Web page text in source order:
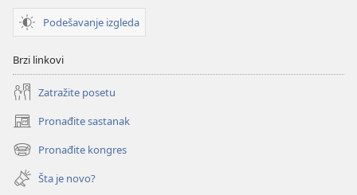
Podešavanje izgleda
Brzi linkovi
Zatražite posetu
Pronađite sastanak
(otvara
novi
prozor)
Pronađite kongres
(otvara
novi
prozor)
Šta je novo?